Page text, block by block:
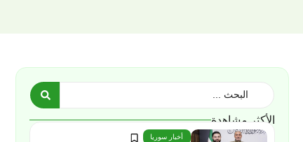
الأكثر مشاهدة
أخبار سوريا